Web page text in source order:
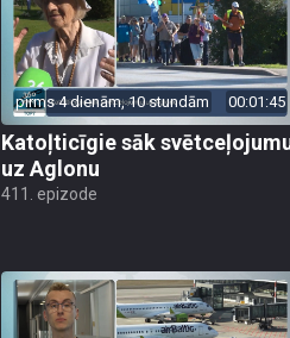
pirms 4 dienām, 10 stundām 00:01:45
Katoļticīgie sāk
uz Aglonu
411. epizode